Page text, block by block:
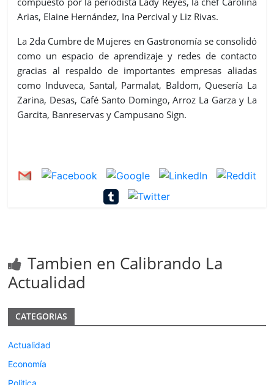
Arias, Elaine Hernández, Ina Percival y Liz Rivas.
La 2da Cumbre de Mujeres en Gastronomía se consolidó
como un espacio de aprendizaje y redes de contacto
gracias al respaldo de importantes empresas aliadas
como Induveca, Santal, Parmalat, Baldom, Quesería La
Zarina, Desas, Café Santo Domingo, Arroz La Garza y La
Garcita, Banreservas y Campusano Sign.
Tambien en Calibrando La
Actualidad
CATEGORIAS
Actualidad
Economía
Politica